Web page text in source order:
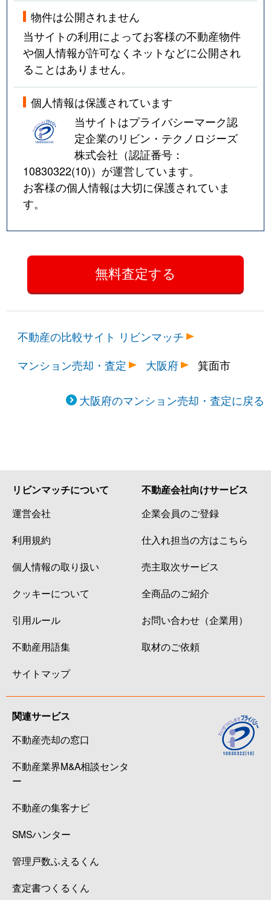
物件は公開されません
当サイトの利用によってお客様の不動産物件
や個人情報が許可なくネットなどに公開され
ることはありません。
個人情報は保護されています
当サイトはプライバシーマーク認
定企業のリビン・テクノロジーズ
株式会社（認証番号：
10830322(10)）が運営しています。
お客様の個人情報は大切に保護されていま
す。
不動産の比較サイト リビンマッチ
マンション売却・査定
大阪府 箕面市
大阪府のマンション売却・査定に戻る
リビンマッチについて
運営会社
利用規約
個人情報の取り扱い
クッキーについて
引用ルール
不動産用語集
サイトマップ
不動産会社向けサービス
企業会員のご登録
仕入れ担当の方はこちら
売主取次サービス
全商品のご紹介
お問い合わせ（企業用）
取材のご依頼
関連サービス
不動産売却の窓口
不動産業界M&A相談センタ
ー
不動産の集客ナビ
SMSハンター
管理戸数ふえるくん
査定書つくるくん